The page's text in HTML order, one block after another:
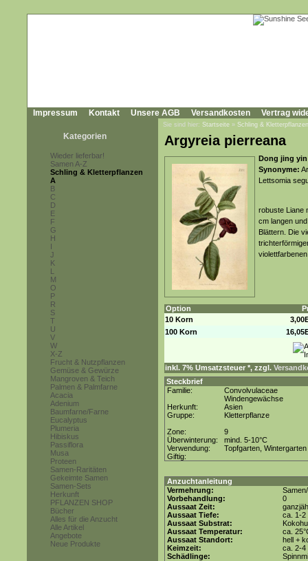
Impressum Kontakt Unsere AGB Versandkosten Vertrag
Kategorien
Wieder lieferbar!
Samen A-Z
Schling & Kletterpflanzen
A
B
C
D
E
F
G
H
I
J
K
L
M
O
P
R
S
T
U
V
W
X-Z
Frucht & Nutzpflanzen
Gemüse & Gewürze
Mangroven & Teich
Palmen & Palmfarne
Acacia
Adenium
Baumfarne/Farne
Eucalyptus
Plumeria
Hibiskus
Passiflora
Musa
Proteen
Samen-Raritäten
Gekeimte Samen
Samen-Sets
Herkunft
PFLANZEN SHOP
Bücher
Alles für die Anzucht
Alle Artikel
Angebote
Neue Produkte
Sie sind hier: Startseite » Schling & Kletterpflanzen
Argyreia pierreana
Dong jing
Synonyme:
Lettsomia
robuste Liane
cm langen
Blättern. Die
Option
10 Korn
100 Korn
inkl. 7% Umsatzsteuer *, zzgl.
Steckbrief
Familie:
Convolvulaceae
Windengewächse
Herkunft:
Asien
Gruppe:
Kletterpflanze
Zone:
9
Überwinterung:
mind. 5-10°C
Verwendung:
Topfgarten, Wintergarten
Giftig:
Anzuchtanleitung
Vermehrung:
Vorbehandlung:
0
Aussaat Zeit:
Aussaat Tiefe:
ca. 1-2
Aussaat Substrat:
Aussaat Temperatur:
ca.
Aussaat Standort:
hell +
Keimzeit:
ca. 2-4
Schädlinge: